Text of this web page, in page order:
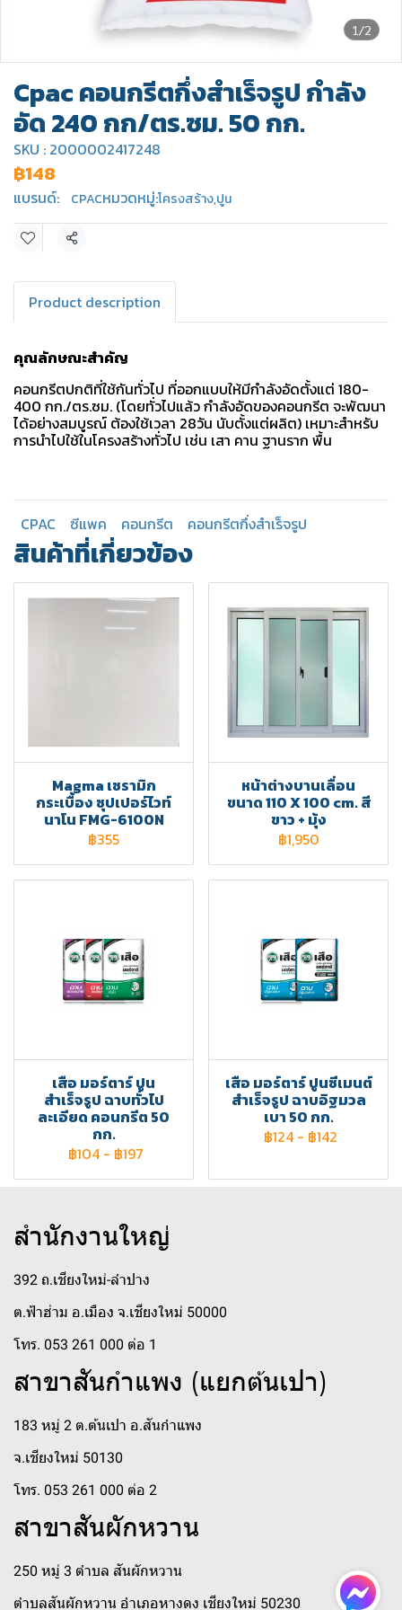
1/2
Cpac คอนกรีตกึ่งสำเร็จรูป กำลัง
อัด 240 กก/ตร.ซม. 50 กก.
SKU : 2000002417248
฿148
แบรนด์: CPACหมวดหมู่:โครงสร้าง,ปูน
แชร์
Product description
คุณลักษณะสำคัญ
คอนกรีตปกติที่ใช้กันทั่วไป ที่ออกแบบให้มีกำลังอัดตั้งแต่ 180-
400 กก./ตร.ซม. (โดยทั่วไปแล้ว กำลังอัดของคอนกรีต จะพัฒนา
ได้อย่างสมบูรณ์ ต้องใช้เวลา 28วัน นับตั้งแต่ผลิต) เหมาะสำหรับ
การนำไปใช้ในโครงสร้างทั่วไป เช่น เสา คาน ฐานราก พื้น
CPAC ซีแพค คอนกรีต คอนกรีตกึ่งสำเร็จรูป
สินค้าที่เกี่ยวข้อง
Magma เซรามิก
กระเบื้อง ซุปเปอร์ไวท์
นาโน FMG-6100N
฿355
หน้าต่างบานเลื่อน
ขนาด 110 X 100 cm. สี
ขาว + มุ้ง
฿1,950
เสือ มอร์ตาร์ ปูน
สำเร็จรูป ฉาบทั่วไป
ละเอียด คอนกรีต 50
กก.
฿104 - ฿197
เสือ มอร์ตาร์ ปูนซีเมนต์
สำเร็จรูป ฉาบอิฐมวล
เบา 50 กก.
฿124 - ฿142
สำนักงานใหญ่
392 ถ.เชียงใหม่-ลำปาง
ต.ฟ้าฮ่าม อ.เมือง จ.เชียงใหม่ 50000
โทร. 053 261 000 ต่อ 1
สาขาสันกำแพง (แยกต้นเปา)
183 หมู่ 2 ต.ต้นเปา อ.สันกำแพง
จ.เชียงใหม่ 50130
โทร. 053 261 000 ต่อ 2
สาขาสันผักหวาน
250 หมู่ 3 ตำบล สันผักหวาน
ตำบลสันผักหวาน อำเภอหางดง เชียงใหม่ 50230